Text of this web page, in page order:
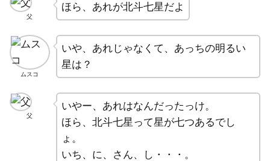
父
ほら、あれが北斗七星だよ
ムスコ
いや、あれじゃなくて、あっちの明るい
星は？
父
いやー、あれはなんだったっけ。
ほら、北斗七星って星が七つあるでし
ょ。
いち、に、さん、し・・・。